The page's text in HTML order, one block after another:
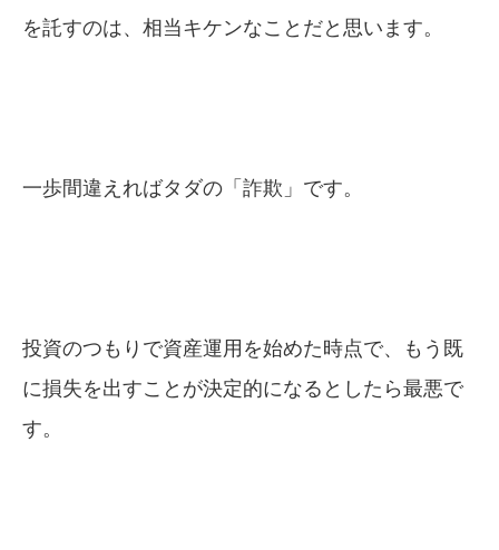
を託すのは、相当キケンなことだと思います。
一歩間違えればタダの「詐欺」です。
投資のつもりで資産運用を始めた時点で、もう既
に損失を出すことが決定的になるとしたら最悪で
す。